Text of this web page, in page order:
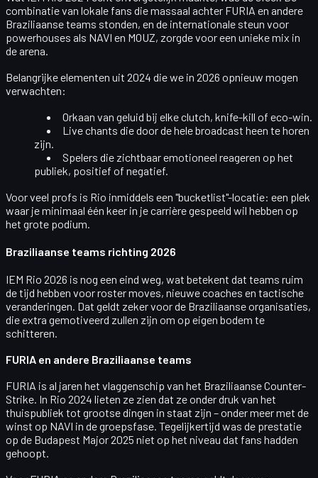
combinatie van lokale fans die massaal achter FURIA en andere
Braziliaanse teams stonden, en de internationale steun voor
powerhouses als NAVI en MOUZ, zorgde voor een unieke mix in
de arena.
Belangrijke elementen uit 2024 die we in 2026 opnieuw mogen
verwachten:
Orkaan van geluid bij elke clutch, knife-kill of eco-win.
Live chants die door de hele broadcast heen te horen
zijn.
Spelers die zichtbaar emotioneel reageren op het
publiek, positief of negatief.
Voor veel profs is Rio inmiddels een "bucketlist"-locatie: een plek
waar je minimaal één keer in je carrière gespeeld wil hebben op
het grote podium.
Braziliaanse teams richting 2026
IEM Rio 2026 is nog een eind weg, wat betekent dat teams ruim
de tijd hebben voorroster moves, nieuwe coaches en tactische
veranderingen. Dat geldt zeker voor de Braziliaanse organisaties,
die extra gemotiveerd zullen zijn om op eigen bodem te
schitteren.
FURIA en andere Braziliaanse teams
FURIA is al jaren het vlaggenschip van het Braziliaanse Counter-
Strike. In Rio 2024 lieten ze zien dat ze onder druk van het
thuispubliek tot grootse dingen in staat zijn – onder meer met de
winst op NAVI in de groepsfase. Tegelijkertijd was de prestatie
op de Budapest Major 2025 niet op het niveau dat fans hadden
gehoopt.